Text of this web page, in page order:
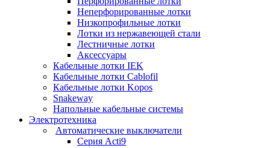
Неперфорированные лотки
Низкопрофильные лотки
Лотки из нержавеющей стали
Лестничные лотки
Аксессуары
Кабельные лотки IEK
Кабельные лотки Cablofil
Кабельные лотки Kopos
Snakeway
Напольные кабельные системы
Электротехника
Автоматические выключатели
Серия Acti9